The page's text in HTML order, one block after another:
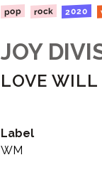
pop rock 2020
JOY
LOVE WILL
Label
WM